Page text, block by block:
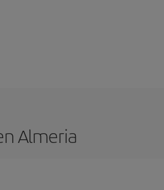
Almeria